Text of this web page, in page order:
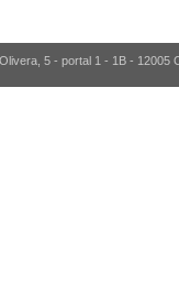
5 - portal 1 - 1B - 12005